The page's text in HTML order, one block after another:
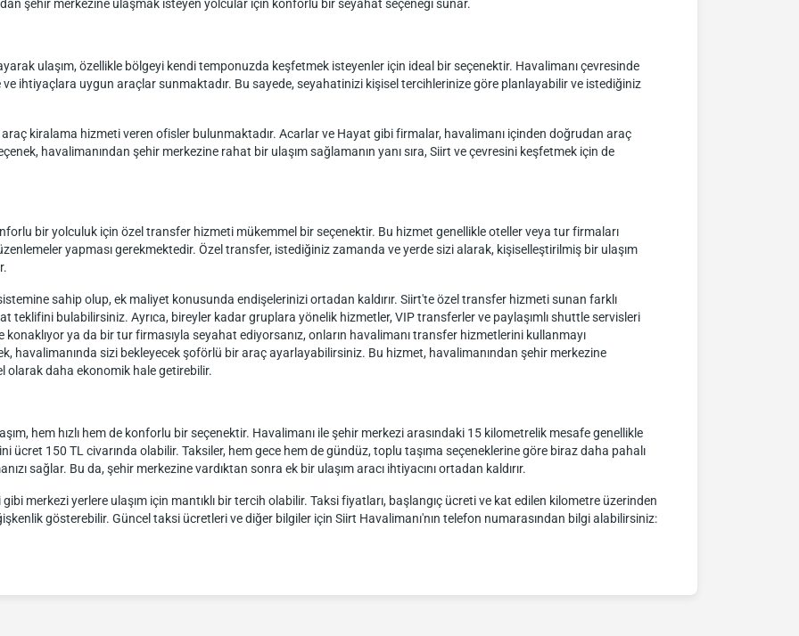
şehir merkezine ulaşmak isteyen yolcular için konforlu bir seyahat seçeneği sunar.
ulaşım, özellikle bölgeyi kendi temponuzda keşfetmek isteyenler için ideal bir seçenektir. Havalimanı çevresinde
ihtiyaçlara uygun araçlar sunmaktadır. Bu sayede, seyahatinizi kişisel tercihlerinize göre planlayabilir ve istediğiniz
araç kiralama hizmeti veren ofisler bulunmaktadır. Acarlar ve Hayat gibi firmalar, havalimanı içinden doğrudan araç
havalimanından şehir merkezine rahat bir ulaşım sağlamanın yanı sıra, Siirt ve çevresini keşfetmek için de
bir yolculuk için özel transfer hizmeti mükemmel bir seçenektir. Bu hizmet genellikle oteller veya tur firmaları
yapması gerekmektedir. Özel transfer, istediğiniz zamanda ve yerde sizi alarak, kişiselleştirilmiş bir ulaşım
sahip olup, ek maliyet konusunda endişelerinizi ortadan kaldırır. Siirt'te özel transfer hizmeti sunan farklı
teklifini bulabilirsiniz. Ayrıca, bireyler kadar gruplara yönelik hizmetler, VIP transferler ve paylaşımlı shuttle servisleri
ya da bir tur firmasıyla seyahat ediyorsanız, onların havalimanı transfer hizmetlerini kullanmayı
havalimanında sizi bekleyecek şoförlü bir araç ayarlayabilirsiniz. Bu hizmet, havalimanından şehir merkezine
olarak daha ekonomik hale getirebilir.
hem hızlı hem de konforlu bir seçenektir. Havalimanı ile şehir merkezi arasındaki 15 kilometrelik mesafe genellikle
ücret 150 TL civarında olabilir. Taksiler, hem gece hem de gündüz, toplu taşıma seçeneklerine göre biraz daha pahalı
sağlar. Bu da, şehir merkezine vardıktan sonra ek bir ulaşım aracı ihtiyacını ortadan kaldırır.
merkezi yerlere ulaşım için mantıklı bir tercih olabilir. Taksi fiyatları, başlangıç ücreti ve kat edilen kilometre üzerinden
gösterebilir. Güncel taksi ücretleri ve diğer bilgiler için Siirt Havalimanı'nın telefon numarasından bilgi alabilirsiniz: